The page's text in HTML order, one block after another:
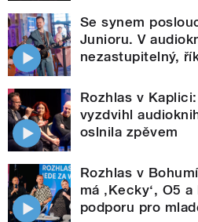
Se synem
Junioru. V
nezastupitelný,
Rozhlas v
vyzdvihl
oslnila zpěvem
Rozhlas v
má ‚Kecky‘, O5
podporu pro